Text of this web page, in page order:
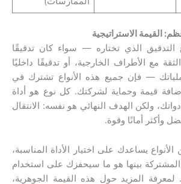
القيمة الاستراتيجية
الذي تختاره — سواء كان تدقيقًا
الثقة مع الأطراف الخارجية، أو تدقيقًا داخليًا
— فإن جميع هذه الأنواع تشترك في
قيمة وحماية لشركتك. كل نوع هو أداة
ولكن الهدف النهائي هو نفسه: الانتقال
وأكثر أمانًا وقوة.
يساعدك على اختيار الأداة المناسبة،
المشتركة بينها هو ما سيحفزك على استخدام
لمعرفة المزيد حول هذه القيمة الجوهرية،